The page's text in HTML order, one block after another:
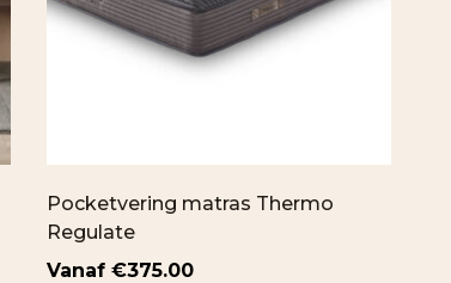
Pocketvering matras Thermo
Regulate
€375.00